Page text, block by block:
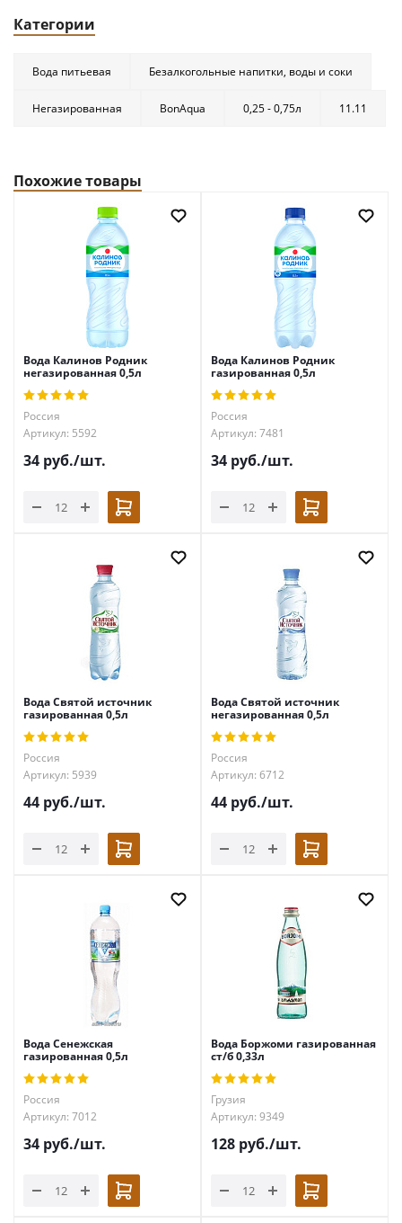
Категории
Вода питьевая Безалкогольные напитки, воды и соки
Негазированная BonAqua 0,25 - 0,75л 11.11
Похожие товары
Вода Калинов Родник
негазированная 0,5л
Россия
Артикул: 5592
34 руб./шт.
Вода Калинов Родник
газированная 0,5л
Россия
Артикул: 7481
34 руб./шт.
Вода Святой источник
газированная 0,5л
Россия
Артикул: 5939
44 руб./шт.
Вода Святой источник
негазированная 0,5л
Россия
Артикул: 6712
44 руб./шт.
Вода Сенежская
газированная 0,5л
Россия
Артикул: 7012
34 руб./шт.
Вода Боржоми газированная
ст/б 0,33л
Грузия
Артикул: 9349
128 руб./шт.